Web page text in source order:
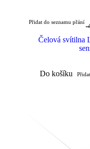
-
Přidat do seznamu přání
Čelová svítilna
Do košíku